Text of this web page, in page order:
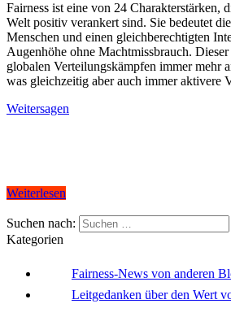
Fairness ist eine von 24 Charakterstärken,
Welt positiv verankert sind. Sie bedeutet
Menschen und einen gleichberechtigten
Augenhöhe ohne Machtmissbrauch.
globalen Verteilungskämpfen immer mehr
was gleichzeitig aber auch immer aktivere
Weitersagen
Weiterlesen
Suchen nach:
Kategorien
Fairness-News von anderen
Leitgedanken über den Wert